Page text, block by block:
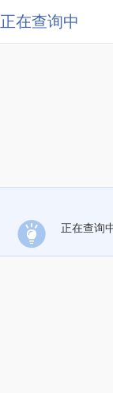
正在查询中
正在查询